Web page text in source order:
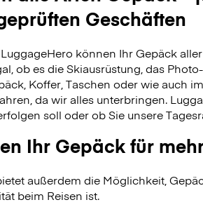
Geschäften
können Ihr Gepäck
ob es die Skiausrüstung, das
Koffer, Taschen oder wie auch
da wir alles unterbringen.
soll oder ob Sie unsere
Ihr Gepäck für
außerdem die Möglichkeit,
beim Reisen ist.